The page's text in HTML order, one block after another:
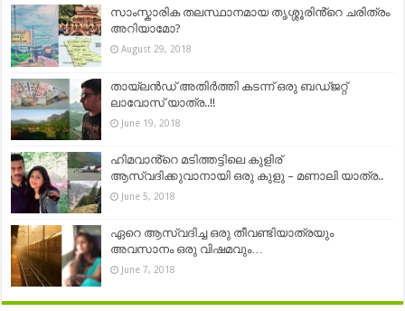
സാംസ്കാരിക തലസ്ഥാനമായ തൃശ്ശൂരിൻ്റെ ചരിത്രം
അറിയാമോ?
August 29, 2018
തായ്‌ലൻഡ് അതിർത്തി കടന്ന് ഒരു ബഡ്ജറ്റ്
ലാവോസ് യാത്ര..!!
June 19, 2018
ഹിമവാൻ്റെ മടിത്തട്ടിലെ കുളിര്
ആസ്വദിക്കുവാനായി ഒരു കുളു – മണാലി യാത്ര..
June 5, 2018
ഏറെ ആസ്വദിച്ച ഒരു തീവണ്ടിയാത്രയും
അവസാനം ഒരു വിഷമവും…
June 7, 2018